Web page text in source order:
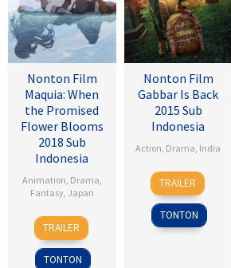
Nonton Film
Maquia: When
the Promised
Flower Blooms
2018 Sub
Indonesia
Animation, Drama,
Fantasy, Japan
24
Feb
2018
Heo
Jong
TRAILER
TONTON
Nonton Film
Gabbar Is Back
2015 Sub
Indonesia
Action, Drama, India
1
May
2015
Radha
Krishna
Jagarlamudi
TRAILER
TONTON